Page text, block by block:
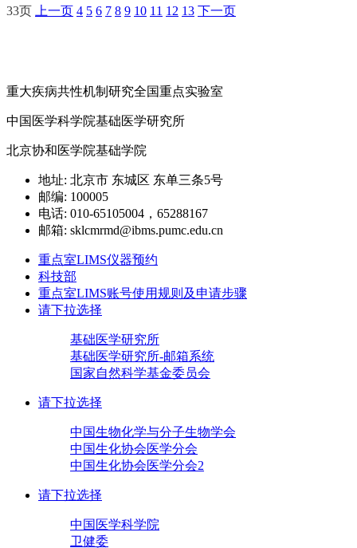
33页 上一页 4 5 6 7 8 9 10 11 12 13 下一页
重大疾病共性机制研究全国重点实验室
中国医学科学院基础医学研究所
北京协和医学院基础学院
地址: 北京市 东城区 东单三条5号
邮编: 100005
电话: 010-65105004，65288167
邮箱: sklcmrmd@ibms.pumc.edu.cn
重点室LIMS仪器预约
科技部
重点室LIMS账号使用规则及申请步骤
请下拉选择
基础医学研究所
基础医学研究所-邮箱系统
国家自然科学基金委员会
请下拉选择
中国生物化学与分子生物学会
中国生化协会医学分会
中国生化协会医学分会2
请下拉选择
中国医学科学院
卫健委